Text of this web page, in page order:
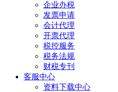
企业办税
发票申请
会计代理
开票代理
税控服务
税务法规
财税专刊
客服中心
资料下载中心